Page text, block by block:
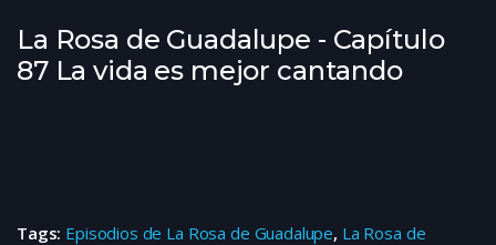
La Rosa de Guadalupe - Capítulo
87 La vida es mejor cantando
Tags: Episodios de La Rosa de Guadalupe, La Rosa de